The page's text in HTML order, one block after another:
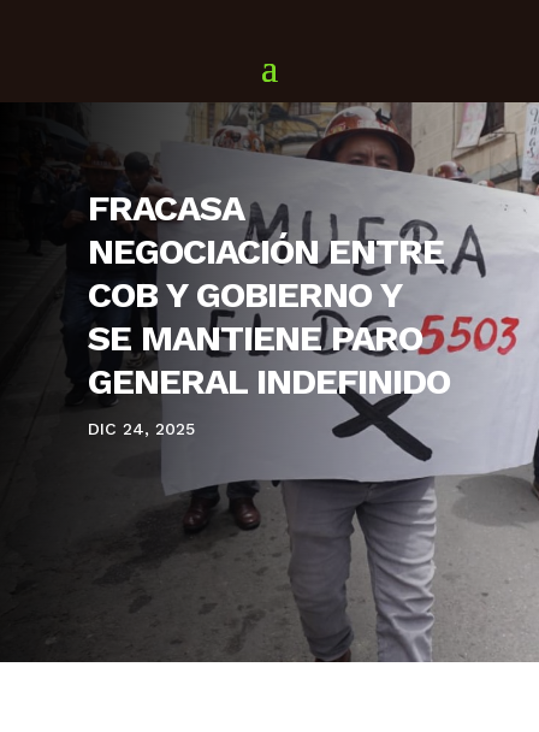
FRACASA
NEGOCIACIÓN ENTRE
COB Y GOBIERNO Y
SE MANTIENE PARO
GENERAL INDEFINIDO
DIC 24, 2025